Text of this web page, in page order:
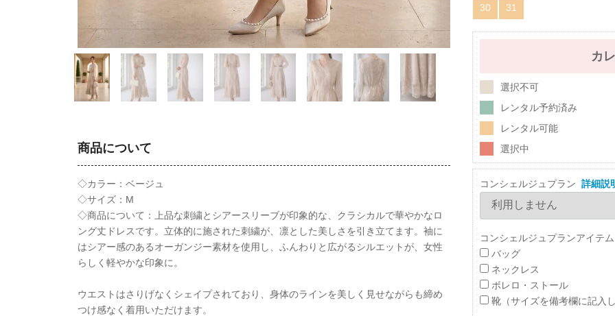
商品について
◇カラー：ベージュ
◇サイズ：M
◇商品について：上品な刺繍とシアースリーブが印象的な、クラシカルで華やかなロ
ング丈ドレスです。立体的に施された刺繍が、凛とした美しさを引き立てます。袖に
はシアー感のあるオーガンジー素材を使用し、ふんわりと広がるシルエットが、女性
らしく軽やかな印象に。
ウエストはさりげなくシェイプされており、身体のラインを美しく見せながらも締め
つけ感なく着用いただけます。
30 31
カ
選択不可
レンタル予約済み
レンタル可能
選択中
コンシェルジュプラン 詳細説
コンシェルジュプランアイテム
バッグ
ネックレス
ボレロ・ストール
靴（サイズを備考欄に記入